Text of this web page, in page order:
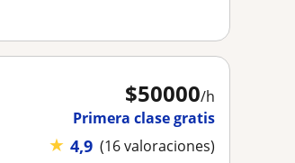
$50000/h
Primera clase gratis
★ 4,9 (16 valoraciones)